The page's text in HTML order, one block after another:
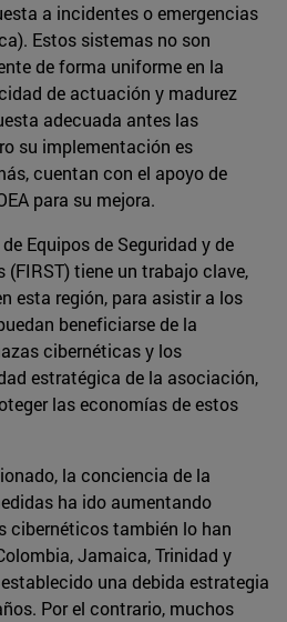
a incidentes o emergencias
Estos sistemas no son
de forma uniforme en la
de actuación y madurez
adecuada antes las
su implementación es
cuentan con el apoyo de
para su mejora.
Equipos de Seguridad y de
(FIRST) tiene un trabajo clave,
esta región, para asistir a los
beneficiarse de la
cibernéticas y los
estratégica de la asociación,
las economías de estos
la conciencia de la
ha ido aumentando
cibernéticos también lo han
Jamaica, Trinidad y
una debida estrategia
Por el contrario, muchos